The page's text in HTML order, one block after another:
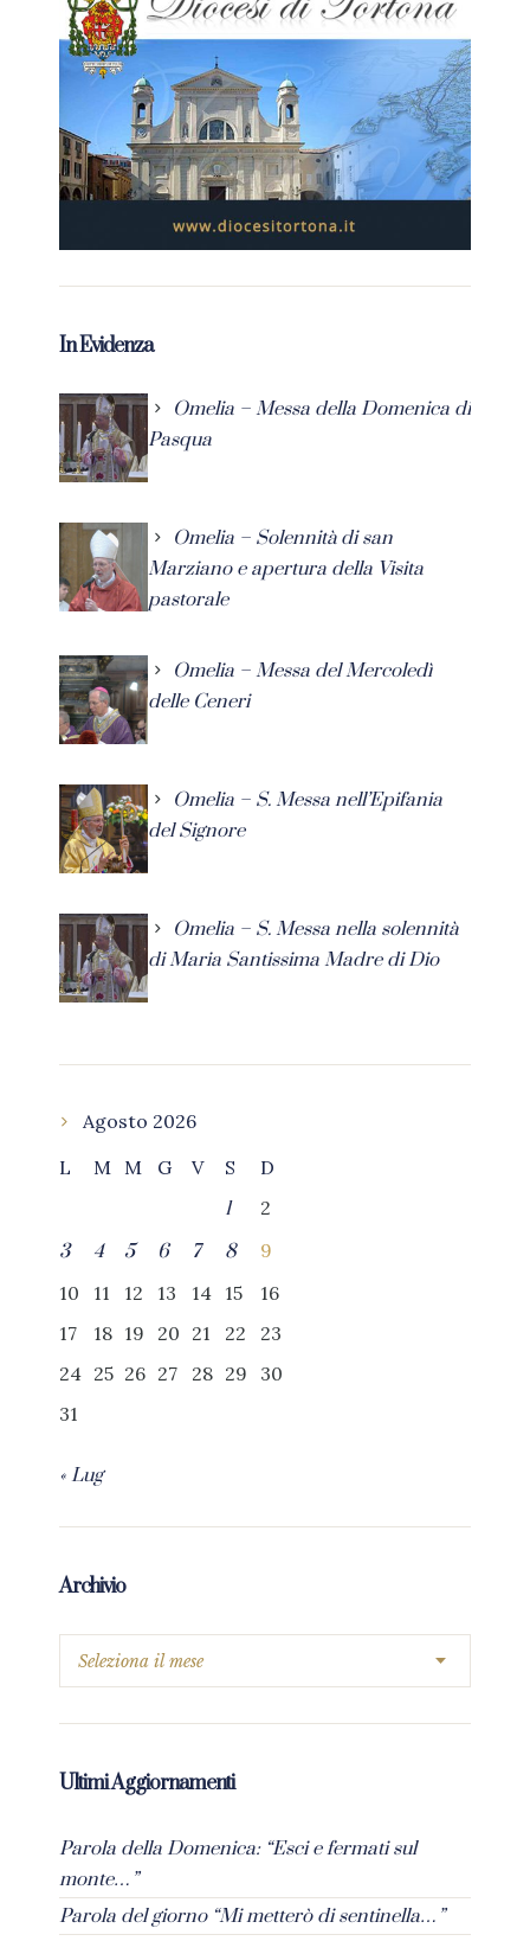
In Evidenza
Omelia – Messa della Domenica di
Pasqua
Omelia – Solennità di san
Marziano e apertura della Visita
pastorale
Omelia – Messa del Mercoledì
delle Ceneri
Omelia – S. Messa nell’Epifania
del Signore
Omelia – S. Messa nella solennità
di Maria Santissima Madre di Dio
Agosto 2026
L
M M G V S
D
1
2
3
4 5 6 7 8
9
10
11 12 13 14 15
16
17
18 19 20 21 22
23
24 25 26 27 28 29
30
31
« Lug
Archivio
Ultimi Aggiornamenti
Parola della Domenica: “Esci e fermati sul
monte…”
Parola del giorno “Mi metterò di sentinella…”